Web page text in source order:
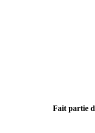
Fait partie